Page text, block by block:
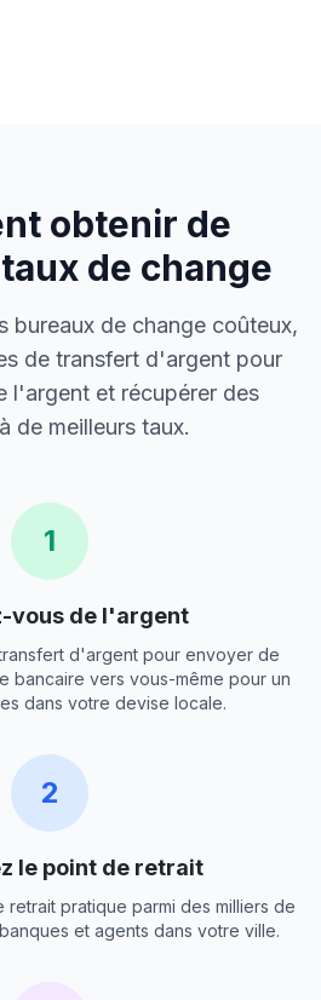
obtenir de
de change
bureaux de change coûteux,
de transfert d'argent pour
l'argent et récupérer des
de meilleurs taux.
1
vous de l'argent
d'argent pour envoyer de
bancaire vers vous-même pour un
dans votre devise locale.
2
le point de retrait
pratique parmi des milliers de
et agents dans votre ville.